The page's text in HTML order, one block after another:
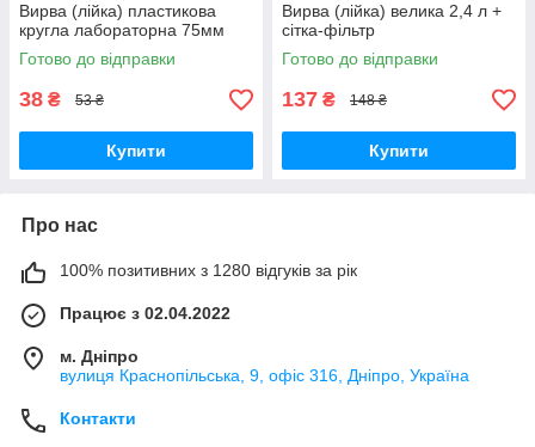
Вирва (лійка) пластикова
кругла лабораторна 75мм
Готово до відправки
38 ₴ 53 ₴
Купити
Вирва (лійка) велика 2,4 л +
сітка-фільтр
Готово до відправки
137 ₴ 148 ₴
Купити
Про нас
100% позитивних з 1280 відгуків за рік
Працює з 02.04.2022
м. Дніпро
вулиця Краснопільська, 9, офіс 316, Дніпро, Україна
Контакти